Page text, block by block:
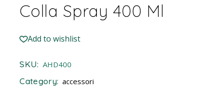
Colla Spray 400 Ml
Add to wishlist
SKU: AHD400
Category: accessori